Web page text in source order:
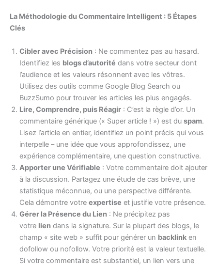
La Méthodologie du Commentaire Intelligent : 5 Étapes
Clés
Cibler avec Précision : Ne commentez pas au hasard.
Identifiez les blogs d’autorité dans votre secteur dont
l’audience et les valeurs résonnent avec les vôtres.
Utilisez des outils comme Google Blog Search ou
BuzzSumo pour trouver les articles les plus engagés.
Lire, Comprendre, puis Réagir : C’est la règle d’or. Un
commentaire générique (« Super article ! ») est du spam.
Lisez l’article en entier, identifiez un point précis qui vous
interpelle – une idée que vous approfondissez, une
expérience complémentaire, une question constructive.
Apporter une Vérifiable : Votre commentaire doit ajouter
à la discussion. Partagez une étude de cas brève, une
statistique méconnue, ou une perspective différente.
Cela démontre votre expertise et justifie votre présence.
Gérer la Présence du Lien : Ne précipitez pas
votre lien dans la signature. Sur la plupart des blogs, le
champ « site web » suffit pour générer un backlink en
dofollow ou nofollow. Votre priorité est la valeur textuelle.
Si votre commentaire est substantiel, un lien vers une